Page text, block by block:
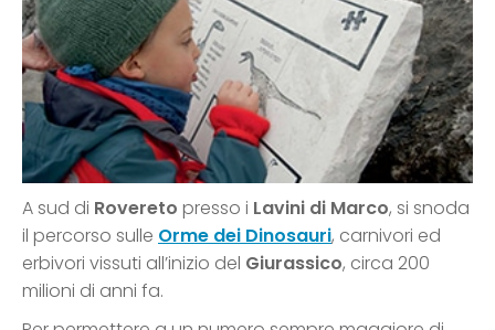
A sud di Rovereto presso i Lavini di Marco, si snoda
il percorso sulle Orme dei Dinosauri, carnivori ed
erbivori vissuti all’inizio del Giurassico, circa 200
milioni di anni fa.